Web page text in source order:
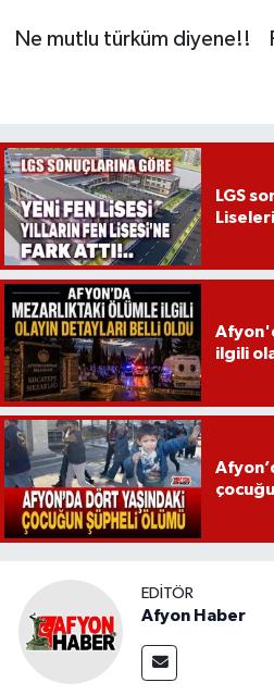
Ne mutlu türküm diyene!!
LGS
ilgili
EDITÖR
Afyon Haber